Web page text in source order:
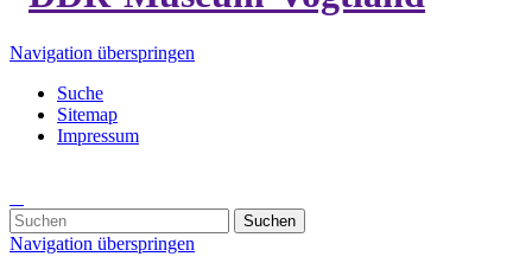
Navigation überspringen
Suche
Sitemap
Impressum
Suchen
Navigation überspringen